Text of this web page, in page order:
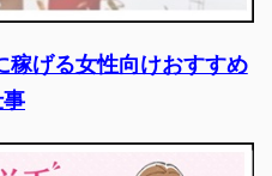
稼げる女性向けおすすめ